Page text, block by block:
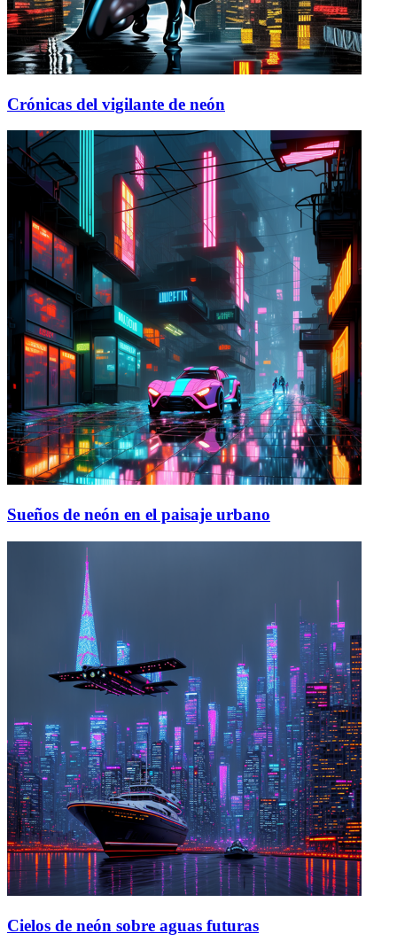
Crónicas del vigilante de neón
Sueños de neón en el paisaje urbano
Cielos de neón sobre aguas futuras